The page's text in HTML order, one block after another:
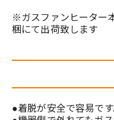
※ガスファンヒーター
梱にて出荷致します
●着脱が安全で容易で